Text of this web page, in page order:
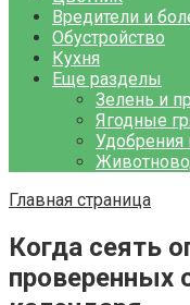
Вредители и
Обустройство
Кухня
Еще разделы
Зелень и
Ягодные
Удобрения
Главная страница
Когда сеять
проверенных